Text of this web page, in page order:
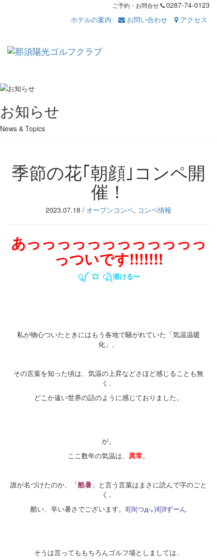
ご予約・お問合せ
0287-74-0123
ホテルの案内
お問い合わせ アクセス
お知らせ
News & Topics
季節の花｢朝顔｣コンペ開
催！
2023.07.18 / オープンコンペ, コンペ情報
あっっっっっっっっっっっっ
っついです!!!!!!!
ू༼ ´ᗝ` ू༽溶ける〜
私が物心ついたときにはもう各地で騒がれていた「気温温暖
化」。
その言葉を知った頃は、気温の上昇などさほど感じることも無
く、
どこか遠い世界の話のように感じておりました。
が。
ここ数年の気温は、 異常。
誰が名づけたのか、「酷暑 」と言う言葉はまさに読んで字のごと
く。
酷い、辛い暑さでございます。 il||li(つд-｡)il||liずーん
そうは言ってももちろんゴルフ場としましては、